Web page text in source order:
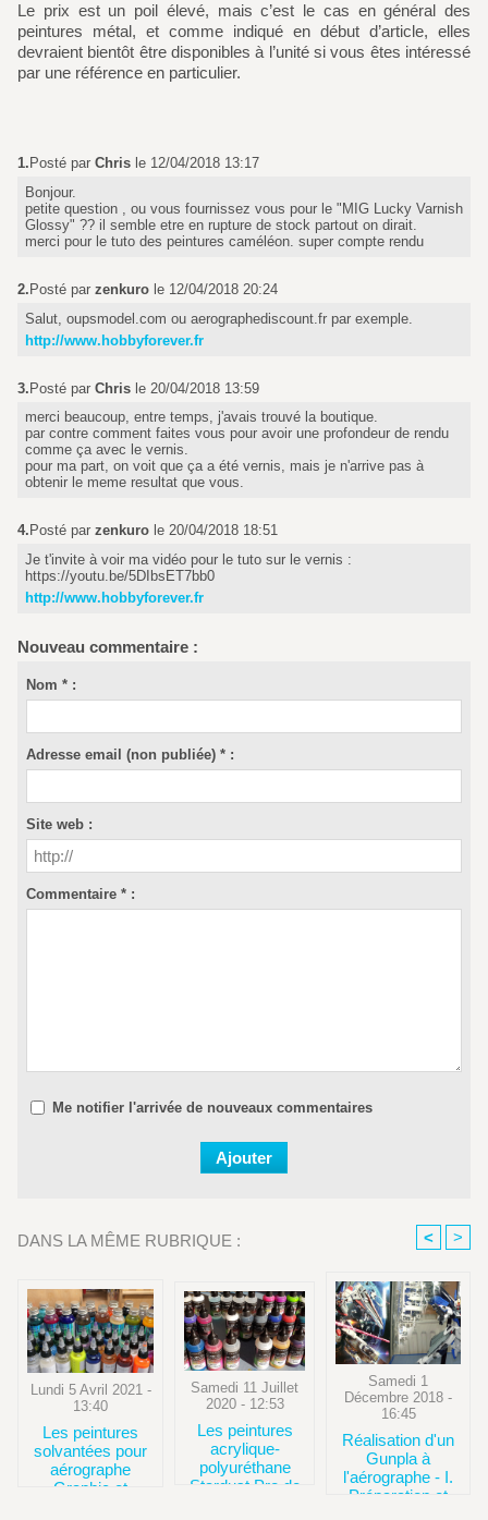
Le prix est un poil élevé, mais c’est le cas en général des
peintures métal, et comme indiqué en début d’article, elles
devraient bientôt être disponibles à l’unité si vous êtes intéressé
par une référence en particulier.
1. Posté par Chris le 12/04/2018 13:17
Bonjour.
petite question , ou vous fournissez vous pour le "MIG Lucky Varnish
Glossy" ?? il semble etre en rupture de stock partout on dirait.
merci pour le tuto des peintures caméléon. super compte rendu
2. Posté par zenkuro le 12/04/2018 20:24
Salut, oupsmodel.com ou aerographediscount.fr par exemple.
http://www.hobbyforever.fr
3.Posté par Chris le 20/04/2018 13:59
merci beaucoup, entre temps, j'avais trouvé la boutique.
par contre comment faites vous pour avoir une profondeur de rendu
comme ça avec le vernis.
pour ma part, on voit que ça a été vernis, mais je n'arrive pas à
obtenir le meme resultat que vous.
4. Posté par zenkuro le 20/04/2018 18:51
Je t'invite à voir ma vidéo pour le tuto sur le vernis :
https://youtu.be/5DIbsET7bb0
http://www.hobbyforever.fr
Nouveau commentaire :
Nom * :
Adresse email (non publiée) * :
Site web :
Commentaire * :
Me notifier l'arrivée de nouveaux commentaires
DANS LA MÊME RUBRIQUE : < >
Lundi 5 Avril 2021 -
13:40
Les peintures
solvantées pour
aérographe
Graphic et
Samedi 11 Juillet
2020 - 12:53
Les peintures
acrylique-
polyuréthane
Stardust Pro de
Samedi 1
Décembre 2018 -
16:45
Réalisation d'un
Gunpla à
l'aérographe - I.
Préparation et